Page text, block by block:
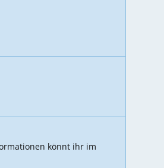
könnt ihr im